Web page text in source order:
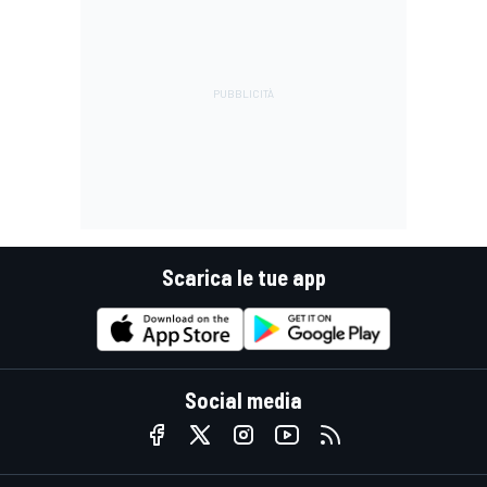
Scarica le tue app
Social media